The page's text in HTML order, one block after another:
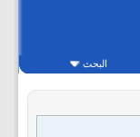
البحث